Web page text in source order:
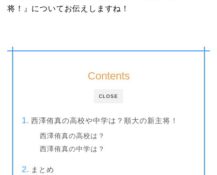
将！』についてお伝えしますね！
CLOSE
Contents
西澤侑真の高校や中学は？順大の新主将！
西澤侑真の高校は？
西澤侑真の中学は？
まとめ